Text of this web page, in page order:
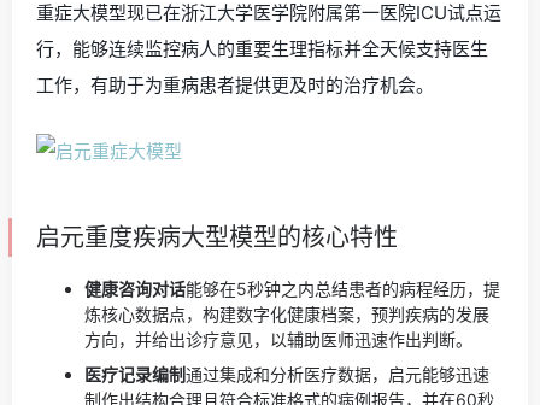
重症大模型现已在浙江大学医学院附属第一医院ICU试点运
行，能够连续监控病人的重要生理指标并全天候支持医生
工作，有助于为重病患者提供更及时的治疗机会。
启元重度疾病大型模型的核心特性
健康咨询对话能够在5秒钟之内总结患者的病程经历，提
炼核心数据点，构建数字化健康档案，预判疾病的发展
方向，并给出诊疗意见，以辅助医师迅速作出判断。
医疗记录编制通过集成和分析医疗数据，启元能够迅速
制作出结构合理且符合标准格式的病例报告，并在60秒